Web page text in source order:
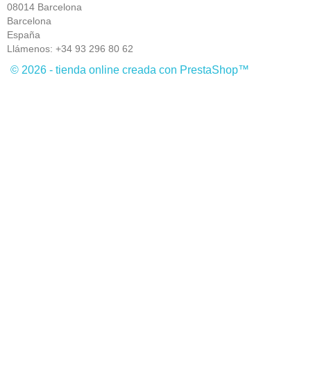
08014 Barcelona
Barcelona
España
Llámenos: +34 93 296 80 62
© 2026 - tienda online creada con PrestaShop™